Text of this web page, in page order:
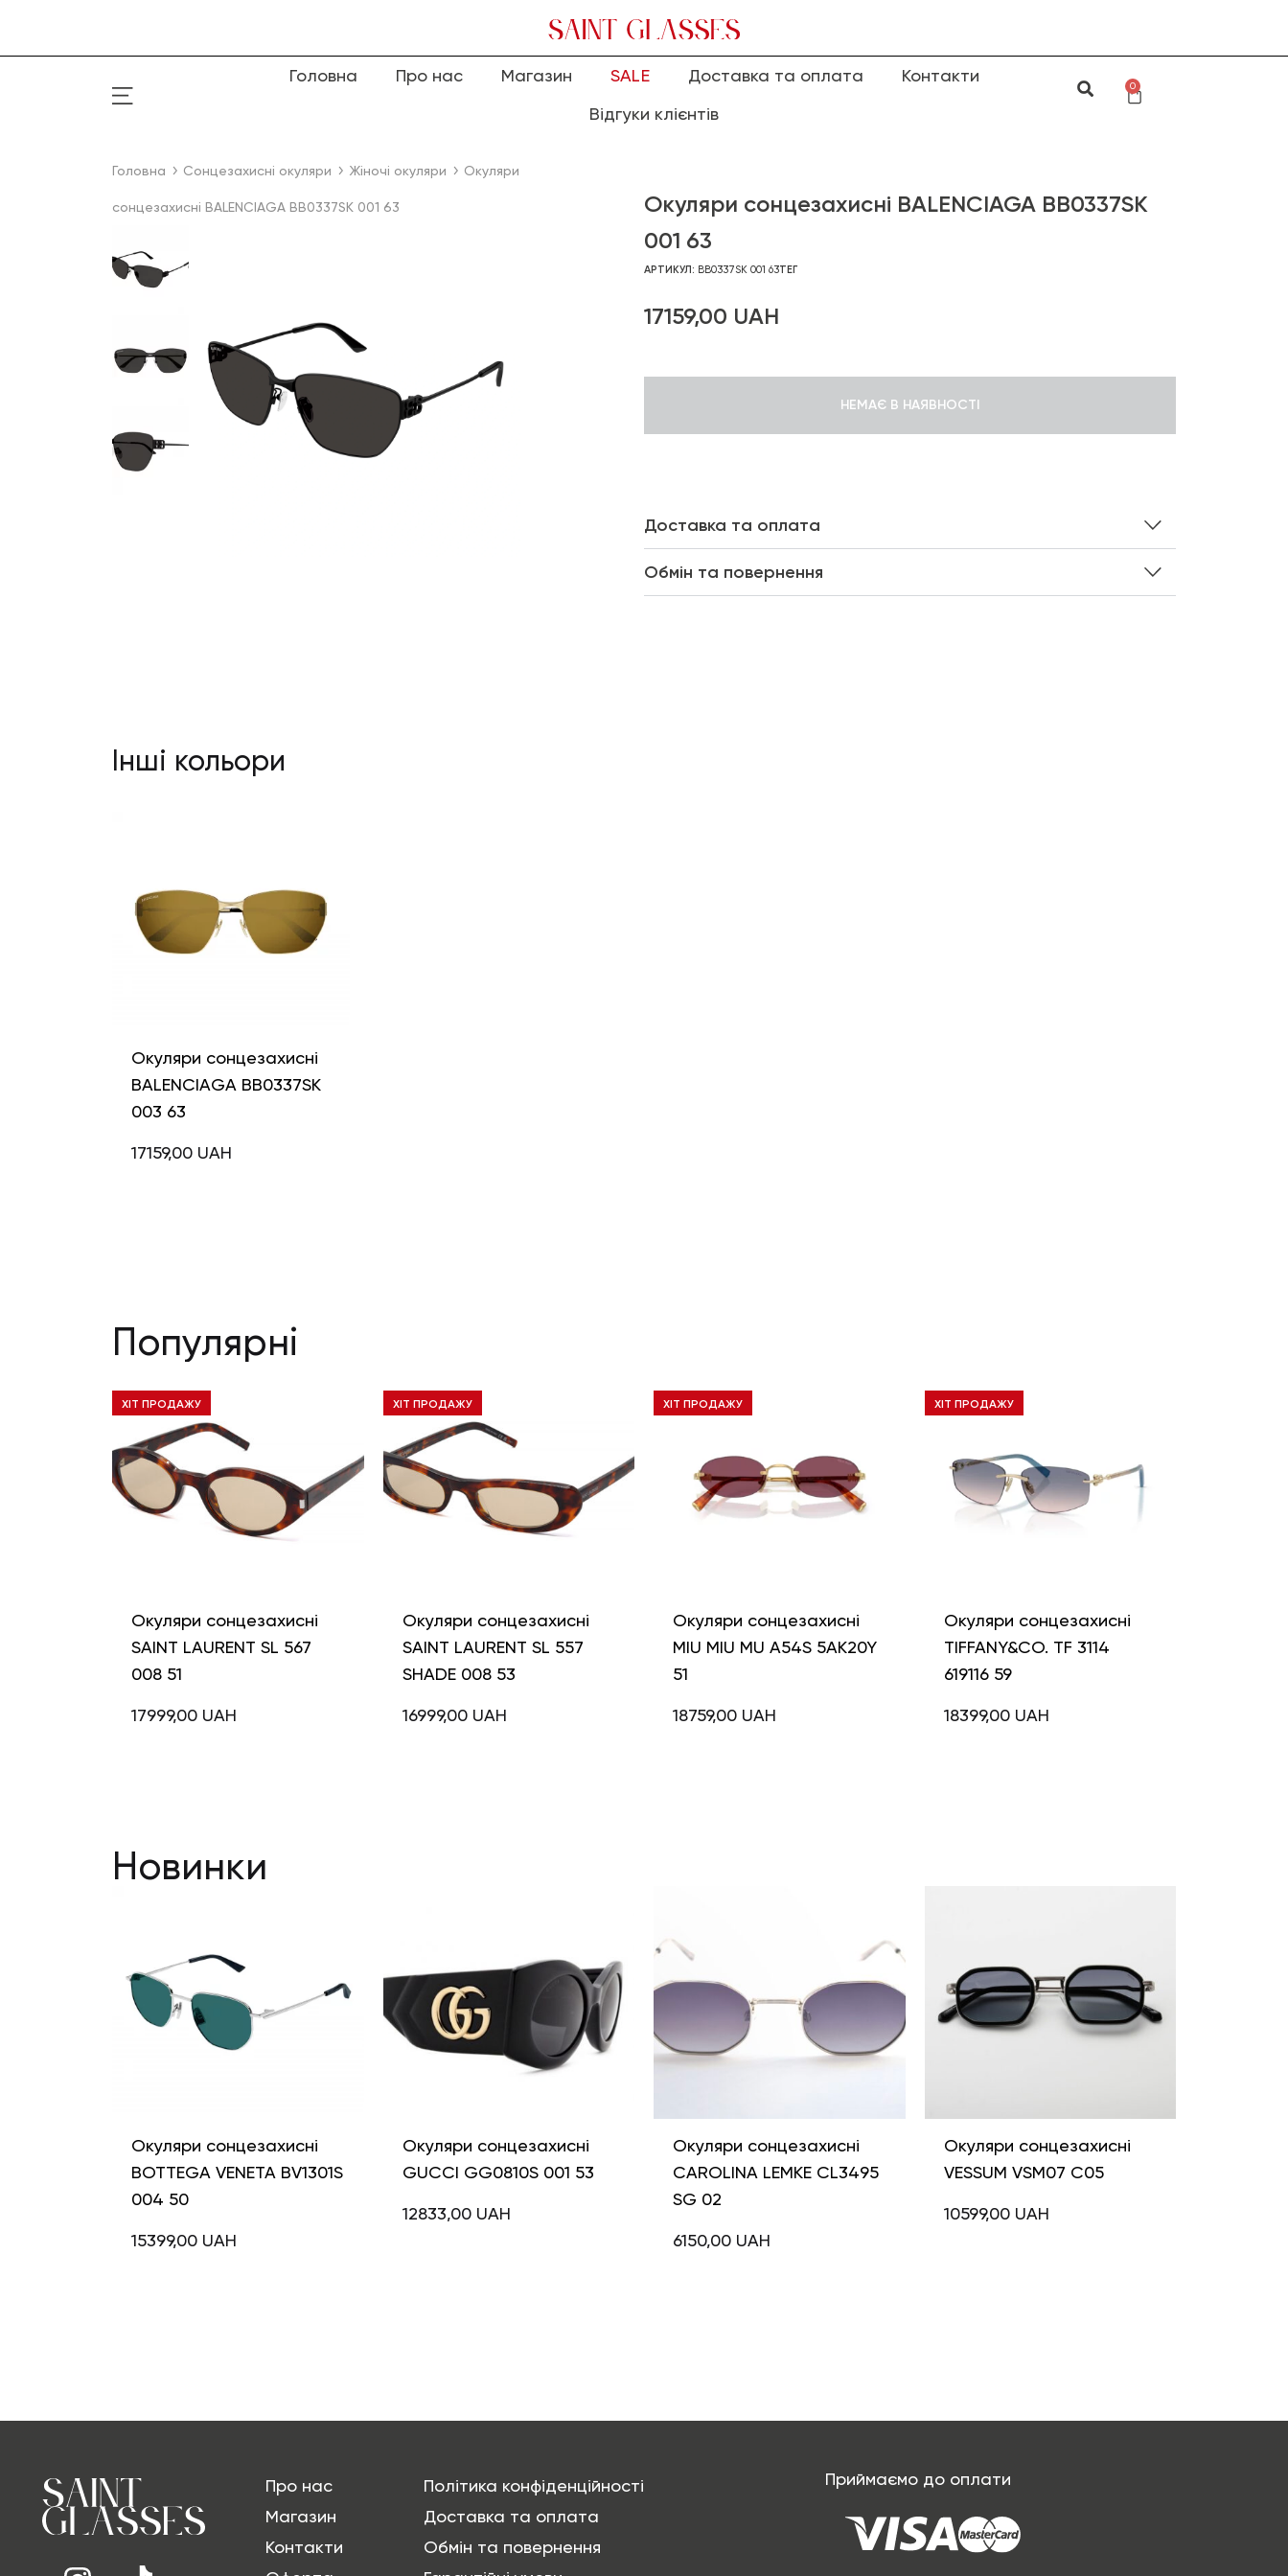
Головна Про нас Магазин SALE Доставка та оплата
Контакти
Відгуки клієнтів
0
Головна Сонцезахисні окуляри Жіночі окуляри Окуляри
сонцезахисні BALENCIAGA BB0337SK 001 63
Окуляри сонцезахисні BALENCIAGA BB0337SK
001 63
АРТИКУЛ: BB0337SK 001 63ТЕГ
17159,00 UAH
НЕМАЄ В НАЯВНОСТІ
Доставка та оплата
Обмін та повернення
Інші кольори
Окуляри сонцезахисні
BALENCIAGA BB0337SK
003 63
17159,00 UAH
Популярні
ХІТ ПРОДАЖУ
Окуляри сонцезахисні
SAINT LAURENT SL 567
008 51
17999,00 UAH
ХІТ ПРОДАЖУ
Окуляри сонцезахисні
SAINT LAURENT SL 557
SHADE 008 53
16999,00 UAH
ХІТ ПРОДАЖУ
Окуляри сонцезахисні
MIU MIU MU A54S 5AK20Y
51
18759,00 UAH
ХІТ ПРОДАЖУ
Окуляри сонцезахисні
TIFFANY&CO. TF 3114
619116 59
18399,00 UAH
Новинки
Окуляри сонцезахисні
BOTTEGA VENETA BV1301S
004 50
15399,00 UAH
Окуляри сонцезахисні
GUCCI GG0810S 001 53
12833,00 UAH
Окуляри сонцезахисні
CAROLINA LEMKE CL3495
SG 02
6150,00 UAH
Окуляри сонцезахисні
VESSUM VSM07 C05
10599,00 UAH
Про нас
Магазин
Контакти
Політика конфіденційності
Доставка та оплата
Обмін та повернення
Приймаємо до оплати